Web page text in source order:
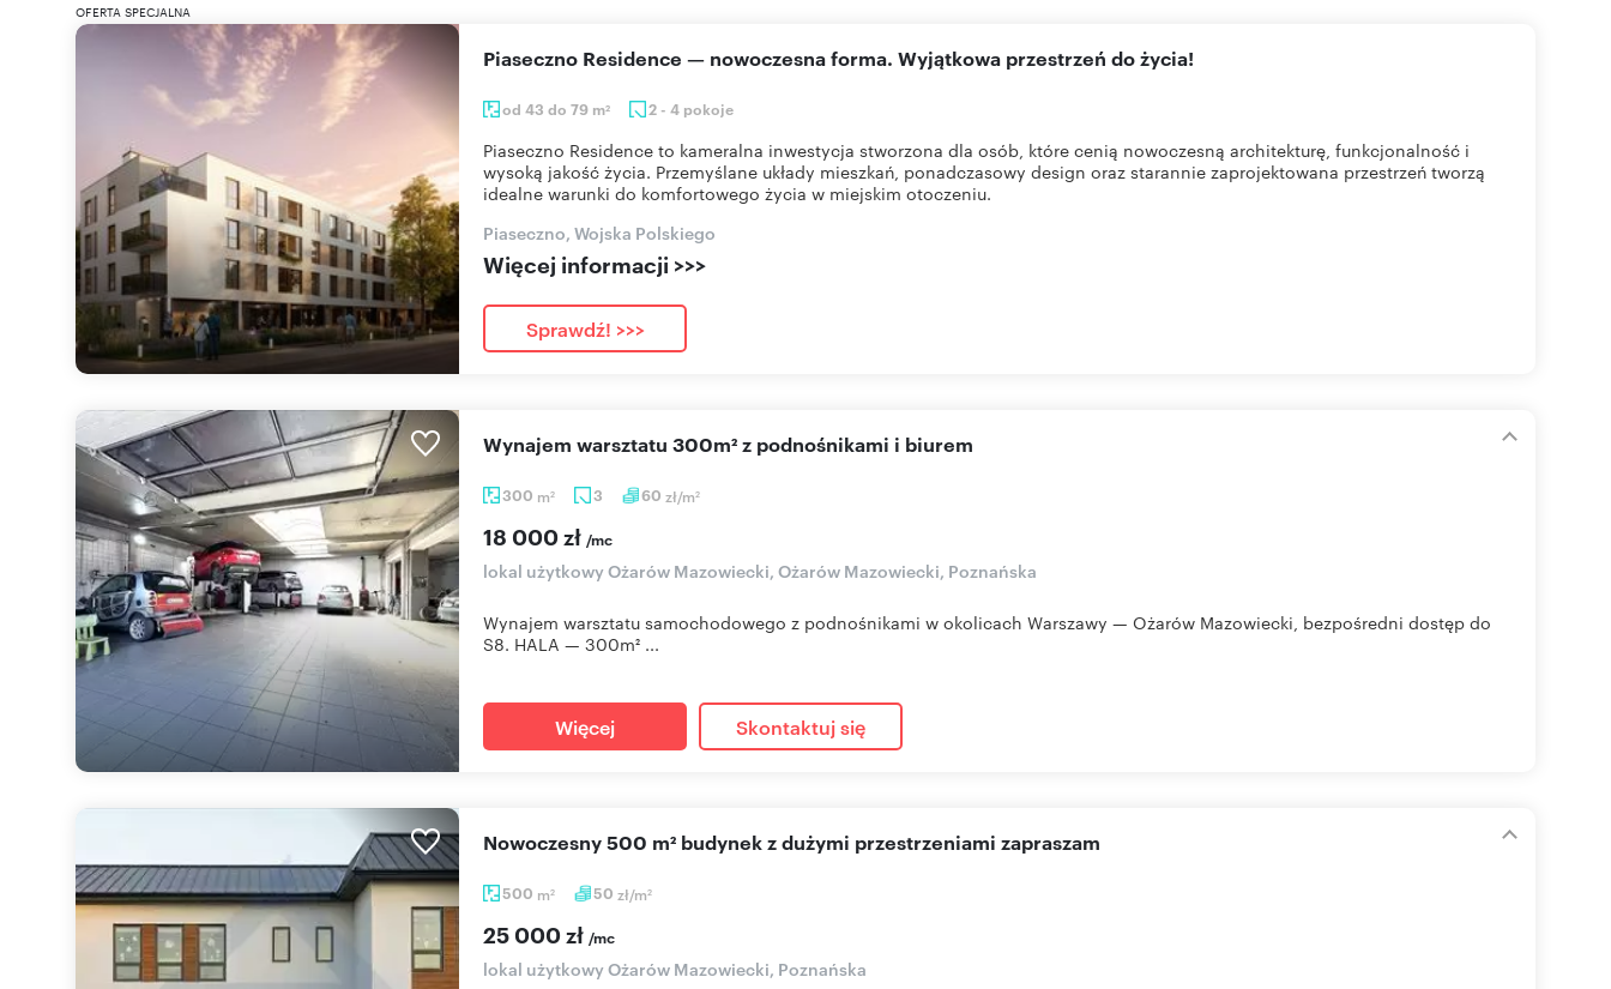
OFERTA SPECJALNA
od 43 do 79 m2 2 - 4 pokoje
Piaseczno Residence — nowoczesna forma. Wyjątkowa przestrzeń do życia!
Piaseczno Residence to kameralna inwestycja stworzona dla osób, które cenią nowoczesną architekturę, funkcjonalność i
wysoką jakość życia. Przemyślane układy mieszkań, ponadczasowy design oraz starannie zaprojektowana przestrzeń tworzą
idealne warunki do komfortowego życia w miejskim otoczeniu.
Piaseczno, Wojska Polskiego
Więcej informacji >>>
Sprawdź! >>>
300 m2 3 60 zł/m2
Wynajem warsztatu 300m² z podnośnikami i biurem
18 000 zł /mc
lokal użytkowy Ożarów Mazowiecki, Ożarów Mazowiecki, Poznańska
Wynajem warsztatu samochodowego z podnośnikami w okolicach Warszawy — Ożarów Mazowiecki, bezpośredni dostęp do
S8. HALA — 300m² ...
Więcej Skontaktuj się
500 m2 50 zł/m2
Nowoczesny 500 m² budynek z dużymi przestrzeniami zapraszam
25 000 zł /mc
lokal użytkowy Ożarów Mazowiecki, Poznańska